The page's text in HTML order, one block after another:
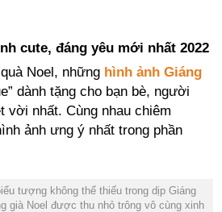
cute, đáng yêu mới nhất 2022
Noel, những hình ảnh Giáng
dành tặng cho bạn bè, người
vời nhất. Cùng nhau chiêm
ảnh ưng ý nhất trong phần
tượng không thể thiếu trong dịp Giáng
già Noel được thu nhỏ trông vô cùng xinh